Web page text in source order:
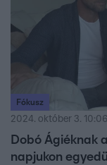
Fókusz
2024. október 3. 10:06
Dobó Ágiéknak
napjukon